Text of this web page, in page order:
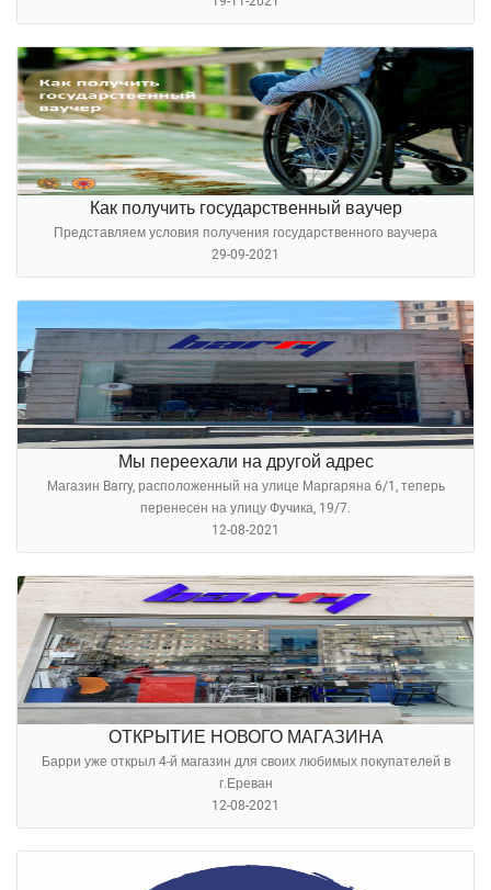
Как получить государственный ваучер
Представляем условия получения государственного ваучера
29-09-2021
Мы переехали на другой адрес
Магазин Barry, расположенный на улице Маргаряна 6/1, теперь
перенесен на улицу Фучика, 19/7.
12-08-2021
ОТКРЫТИЕ НОВОГО МАГАЗИНА
Барри уже открыл 4-й магазин для своих любимых покупателей в
г.Ереван
12-08-2021